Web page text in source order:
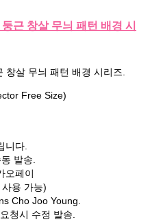
근 창살 무늬 패턴 배경 시
창살 무늬 패턴 배경 시리즈.
Free Size)
니다.
발송.
오페이
용 가능)
Cho Joo Young.
청시 수정 발송.